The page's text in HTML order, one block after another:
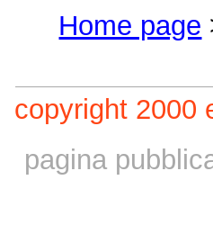
Home page
copyright 2000
pagina